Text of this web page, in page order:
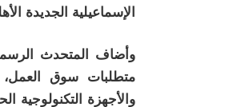
الإسماعيلية الجديدة
وأضاف المتحدث
متطلبات سوق
والأجهزة التكنولوجية